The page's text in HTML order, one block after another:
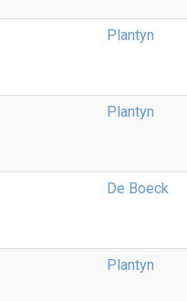
Plantyn
Plantyn
De Boeck
Plantyn